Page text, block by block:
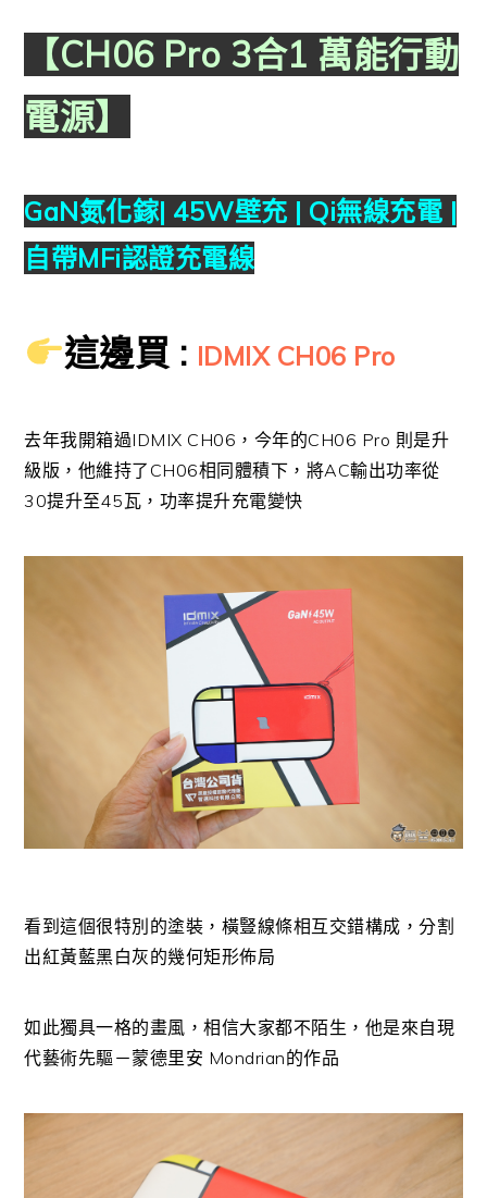
【CH06 Pro 3合1 萬能行動
電源】
GaN氮化鎵| 45W壁充 | Qi無線充電 |
自帶MFi認證充電線
這邊買 : IDMIX CH06 Pro
去年我開箱過IDMIX CH06，今年的CH06 Pro 則是升
級版，他維持了CH06相同體積下，將AC輸出功率從
30提升至45瓦，功率提升充電變快
看到這個很特別的塗裝，橫豎線條相互交錯構成，分割
出紅黃藍黑白灰的幾何矩形佈局
如此獨具一格的畫風，相信大家都不陌生，他是來自現
代藝術先驅－蒙德里安 Mondrian的作品